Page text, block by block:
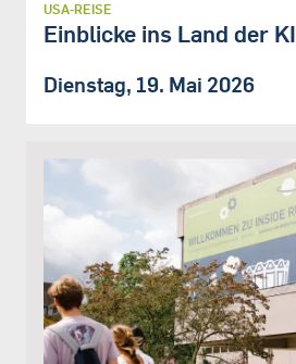
USA-REISE
Einblicke ins Land der KI
Dienstag, 19. Mai 2026